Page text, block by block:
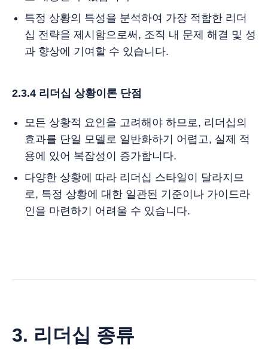
특정 상황의 특성을 분석하여 가장 적합한 리더
십 전략을 제시함으로써, 조직 내 문제 해결 및 성
과 향상에 기여할 수 있습니다.
2.3.4 리더십 상황이론 단점
모든 상황적 요인을 고려해야 하므로, 리더십의
효과를 단일 모델로 일반화하기 어렵고, 실제 적
용에 있어 복잡성이 증가합니다.
다양한 상황에 따라 리더십 스타일이 달라지므
로, 특정 상황에 대한 일관된 기준이나 가이드라
인을 마련하기 어려울 수 있습니다.
3. 리더십 종류